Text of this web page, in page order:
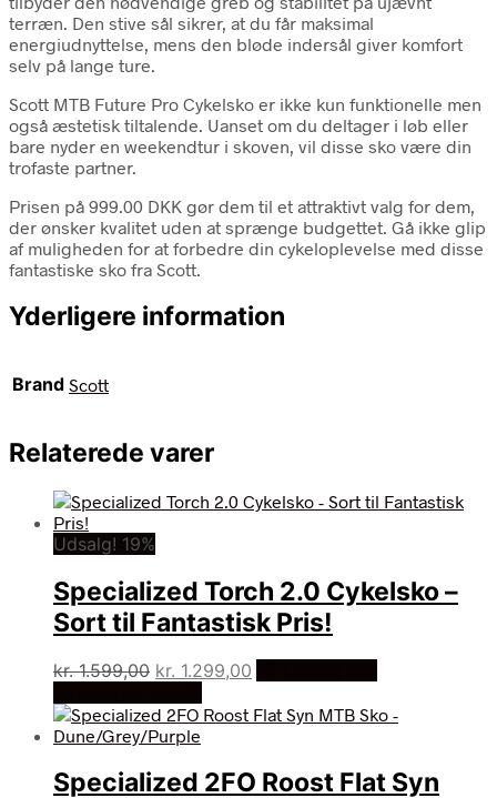
terræn. Den stive sål sikrer, at du får maksimal
energiudnyttelse, mens den bløde indersål giver komfort
selv på lange ture.
Scott MTB Future Pro Cykelsko er ikke kun funktionelle men
også æstetisk tiltalende. Uanset om du deltager i løb eller
bare nyder en weekendtur i skoven, vil disse sko være din
trofaste partner.
Prisen på 999.00 DKK gør dem til et attraktivt valg for dem,
der ønsker kvalitet uden at sprænge budgettet. Gå ikke glip
af muligheden for at forbedre din cykeloplevelse med disse
fantastiske sko fra Scott.
Yderligere information
Brand Scott
Relaterede varer
Udsalg! 19%
Specialized Torch 2.0 Cykelsko –
Sort til Fantastisk Pris!
kr.1.599,00 Den
pris
var:
kr. 1.299,00
pris
Specialized 2FO Roost Flat Syn